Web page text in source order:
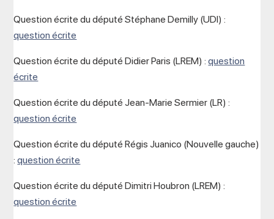
Question écrite du député Stéphane Demilly (UDI) :
question écrite
Question écrite du député Didier Paris (LREM) :question
écrite
Question écrite du député Jean-Marie Sermier (LR) :
question écrite
Question écrite du député Régis Juanico (Nouvelle gauche)
:question écrite
Question écrite du député Dimitri Houbron (LREM) :
question écrite